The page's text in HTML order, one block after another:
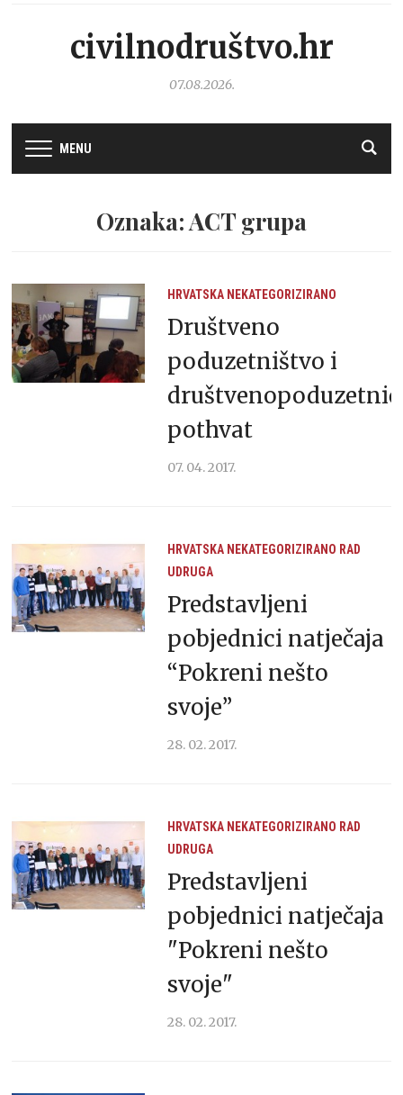
civilnodruštvo.hr
07.08.2026.
MENU
Oznaka: ACT grupa
HRVATSKA NEKATEGORIZIRANO
Društveno
poduzetništvo i
pothvat
07. 04. 2017.
HRVATSKA NEKATEGORIZIRANO RAD
UDRUGA
Predstavljeni
pobjednici natječaja
“Pokreni nešto
svoje”
28. 02. 2017.
HRVATSKA NEKATEGORIZIRANO RAD
UDRUGA
Predstavljeni
pobjednici natječaja
"Pokreni nešto
svoje"
28. 02. 2017.